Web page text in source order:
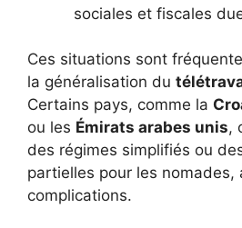
sociales et fiscales
Ces situations sont
la généralisation du
Certains pays, comme la
ou les Émirats arabes unis,
des régimes simplifiés ou
partielles pour les nomades,
complications.